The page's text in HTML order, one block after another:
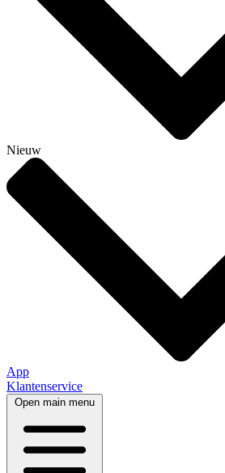
Nieuw
App
Klantenservice
Open main menu